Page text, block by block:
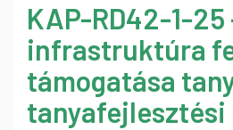
KAP-RD42-1-25
infrastruktúra
támogatása
tanyafejlesztési